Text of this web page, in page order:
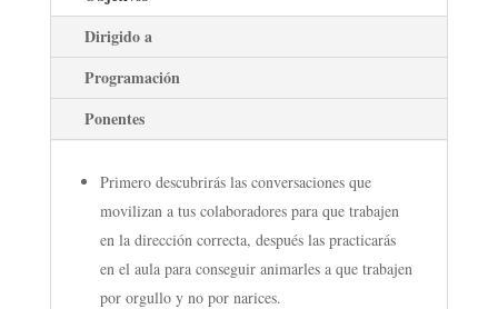
Dirigido a
Programación
Ponentes
Primero descubrirás las conversaciones que
movilizan a tus colaboradores para que trabajen
en la dirección correcta, después las practicarás
en el aula para conseguir animarles a que trabajen
por orgullo y no por narices.